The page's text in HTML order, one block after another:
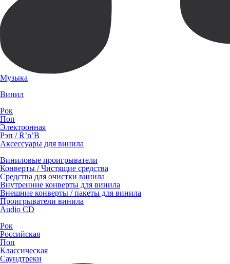
Музыка
Винил
Рок
Поп
Электронная
Рэп / R’n’B
Аксессуары для винила
Виниловые проигрыватели
Конверты / Чистящие средства
Средства для очистки винила
Внутренние конверты для винила
Внешние конверты / пакеты для винила
Проигрыватели винила
Audio CD
Рок
Российская
Поп
Классическая
Саундтреки